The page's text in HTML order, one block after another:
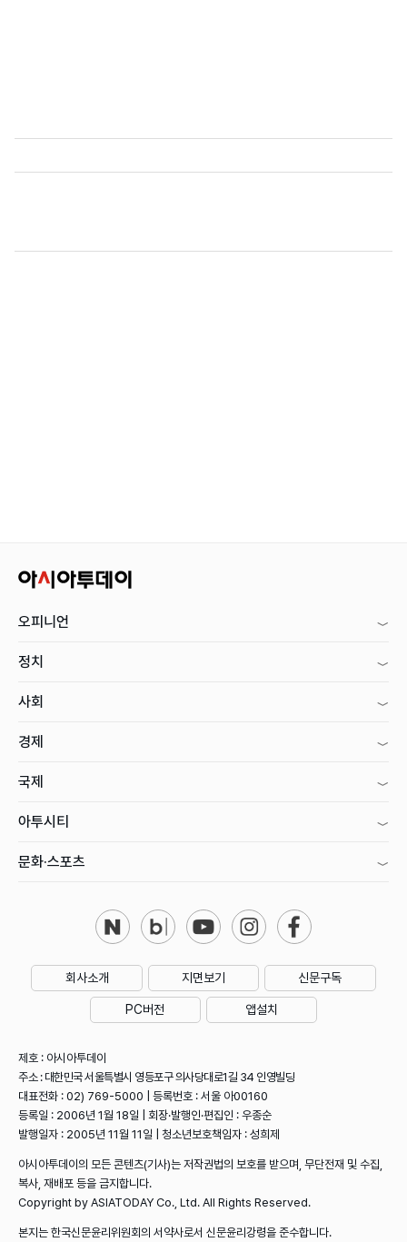
오피니언
정치
사회
경제
국제
아투시티
문화·스포츠
회사소개 지면보기 신문구독
PC버전 앱설치
제호 : 아시아투데이
주소 : 대한민국 서울특별시 영등포구 의사당대로1길 34 인영빌딩
대표전화 : 02) 769-5000 | 등록번호 : 서울 아00160
등록일 : 2006년 1월 18일 | 회장·발행인·편집인 : 우종순
발행일자 : 2005년 11월 11일 | 청소년보호책임자 : 성희제
아시아투데이의 모든 콘텐츠(기사)는 저작권법의 보호를 받으며, 무단전재 및 수집,
복사, 재배포 등을 금지합니다.
Copyright by ASIATODAY Co., Ltd. All Rights Reserved.
본지는 한국신문윤리위원회의 서약사로서 신문윤리강령을 준수합니다.